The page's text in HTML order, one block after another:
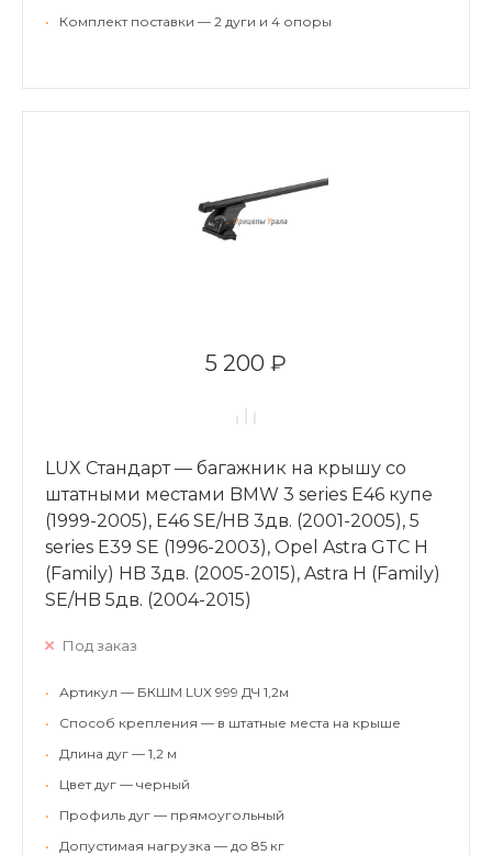
•
Комплект поставки — 2 дуги и 4 опоры
5 200 ₽
LUX Стандарт — багажник на крышу со
штатными местами BMW 3 series Е46 купе
(1999-2005), Е46 SE/HB 3дв. (2001-2005), 5
series Е39 SE (1996-2003), Opel Astra GTC H
(Family) HB 3дв. (2005-2015), Astra Н (Family)
SE/HB 5дв. (2004-2015)
Под заказ
•
Артикул — БКШМ LUX 999 ДЧ 1,2м
•
Способ крепления — в штатные места на крыше
•
Длина дуг — 1,2 м
•
Цвет дуг — черный
•
Профиль дуг — прямоугольный
•
Допустимая нагрузка — до 85 кг